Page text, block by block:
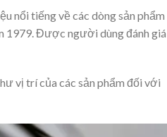
nổi tiếng về các dòng sản phẩm
1979. Được người dùng đánh
vị trí của các sản phẩm đối với